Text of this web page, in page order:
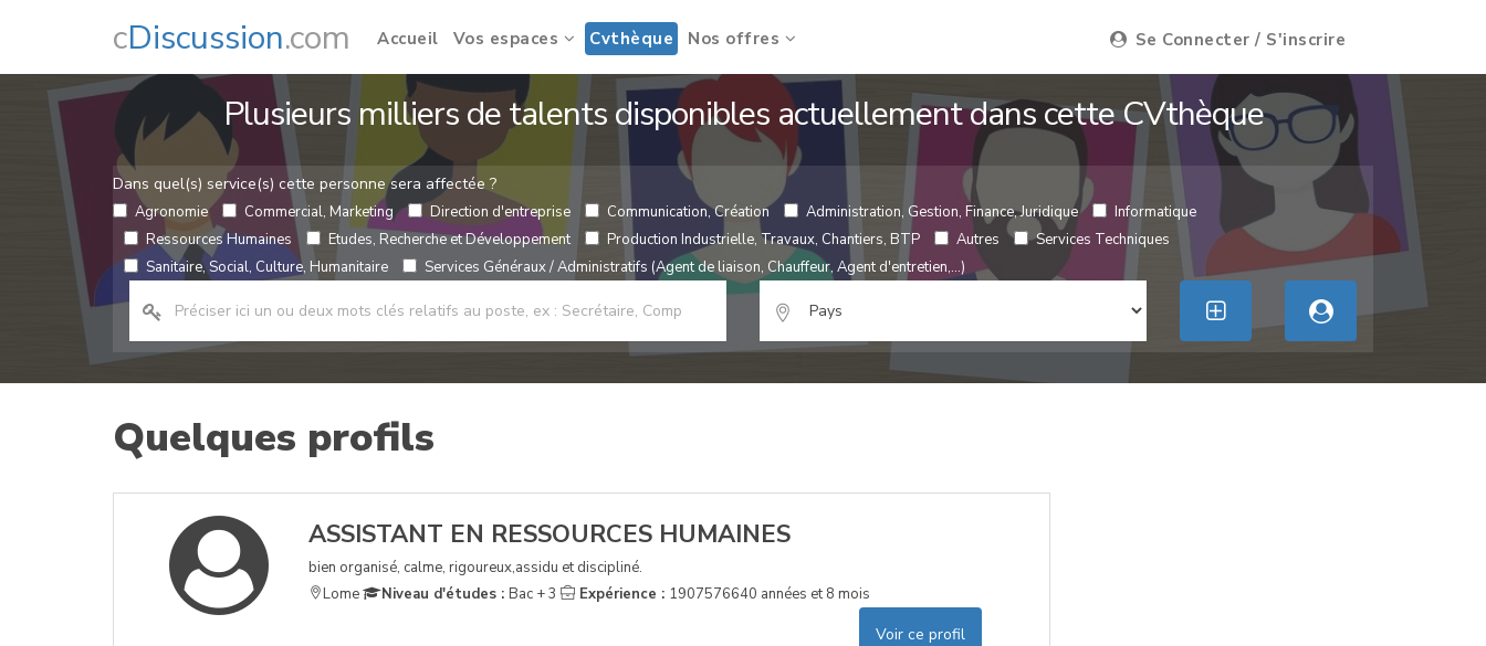
cDiscussion.com Accueil Vos espaces Cvthèque Nos offres Se Connecter / S'inscrire
Plusieurs milliers de talents disponibles actuellement dans cette CVthèque
Dans quel(s) service(s) cette personne sera affectée ?
Agronomie Commercial, Marketing Direction d'entreprise Communication, Création Administration, Gestion, Finance, Juridique
Informatique
Ressources Humaines
Etudes, Recherche et Développement Production Industrielle, Travaux, Chantiers, BTP Autres
Services Techniques
Sanitaire, Social, Culture, Humanitaire
Services Généraux / Administratifs (Agent de liaison, Chauffeur, Agent d'entretien,...)
Quelques profils
ASSISTANT EN RESSOURCES HUMAINES
bien organisé, calme, rigoureux,assidu et discipliné.
Lome
Niveau d'études : Bac + 3 Expérience : 1907576640 années et 8 mois
Voir ce profil